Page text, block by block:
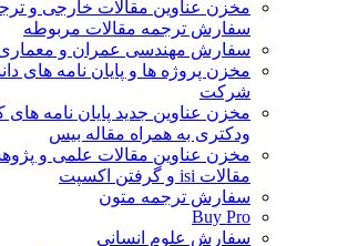
مخزن عناوین مقالات خارجی و
سفارش ترجمه مقالات مربوطه
سفارش مهندسی عمران و
مخزن پروژه ها و پایان نامه های
شرکت
مخزن عناوین جدید پایان نامه
ودکتری به همراه مقاله بیس
مخزن عناوین مقالات علمی و
مقالات isi و گرفتن اکسپت
سفارش ترجمه متون
Buy Pro
سفارش علوم انسانی